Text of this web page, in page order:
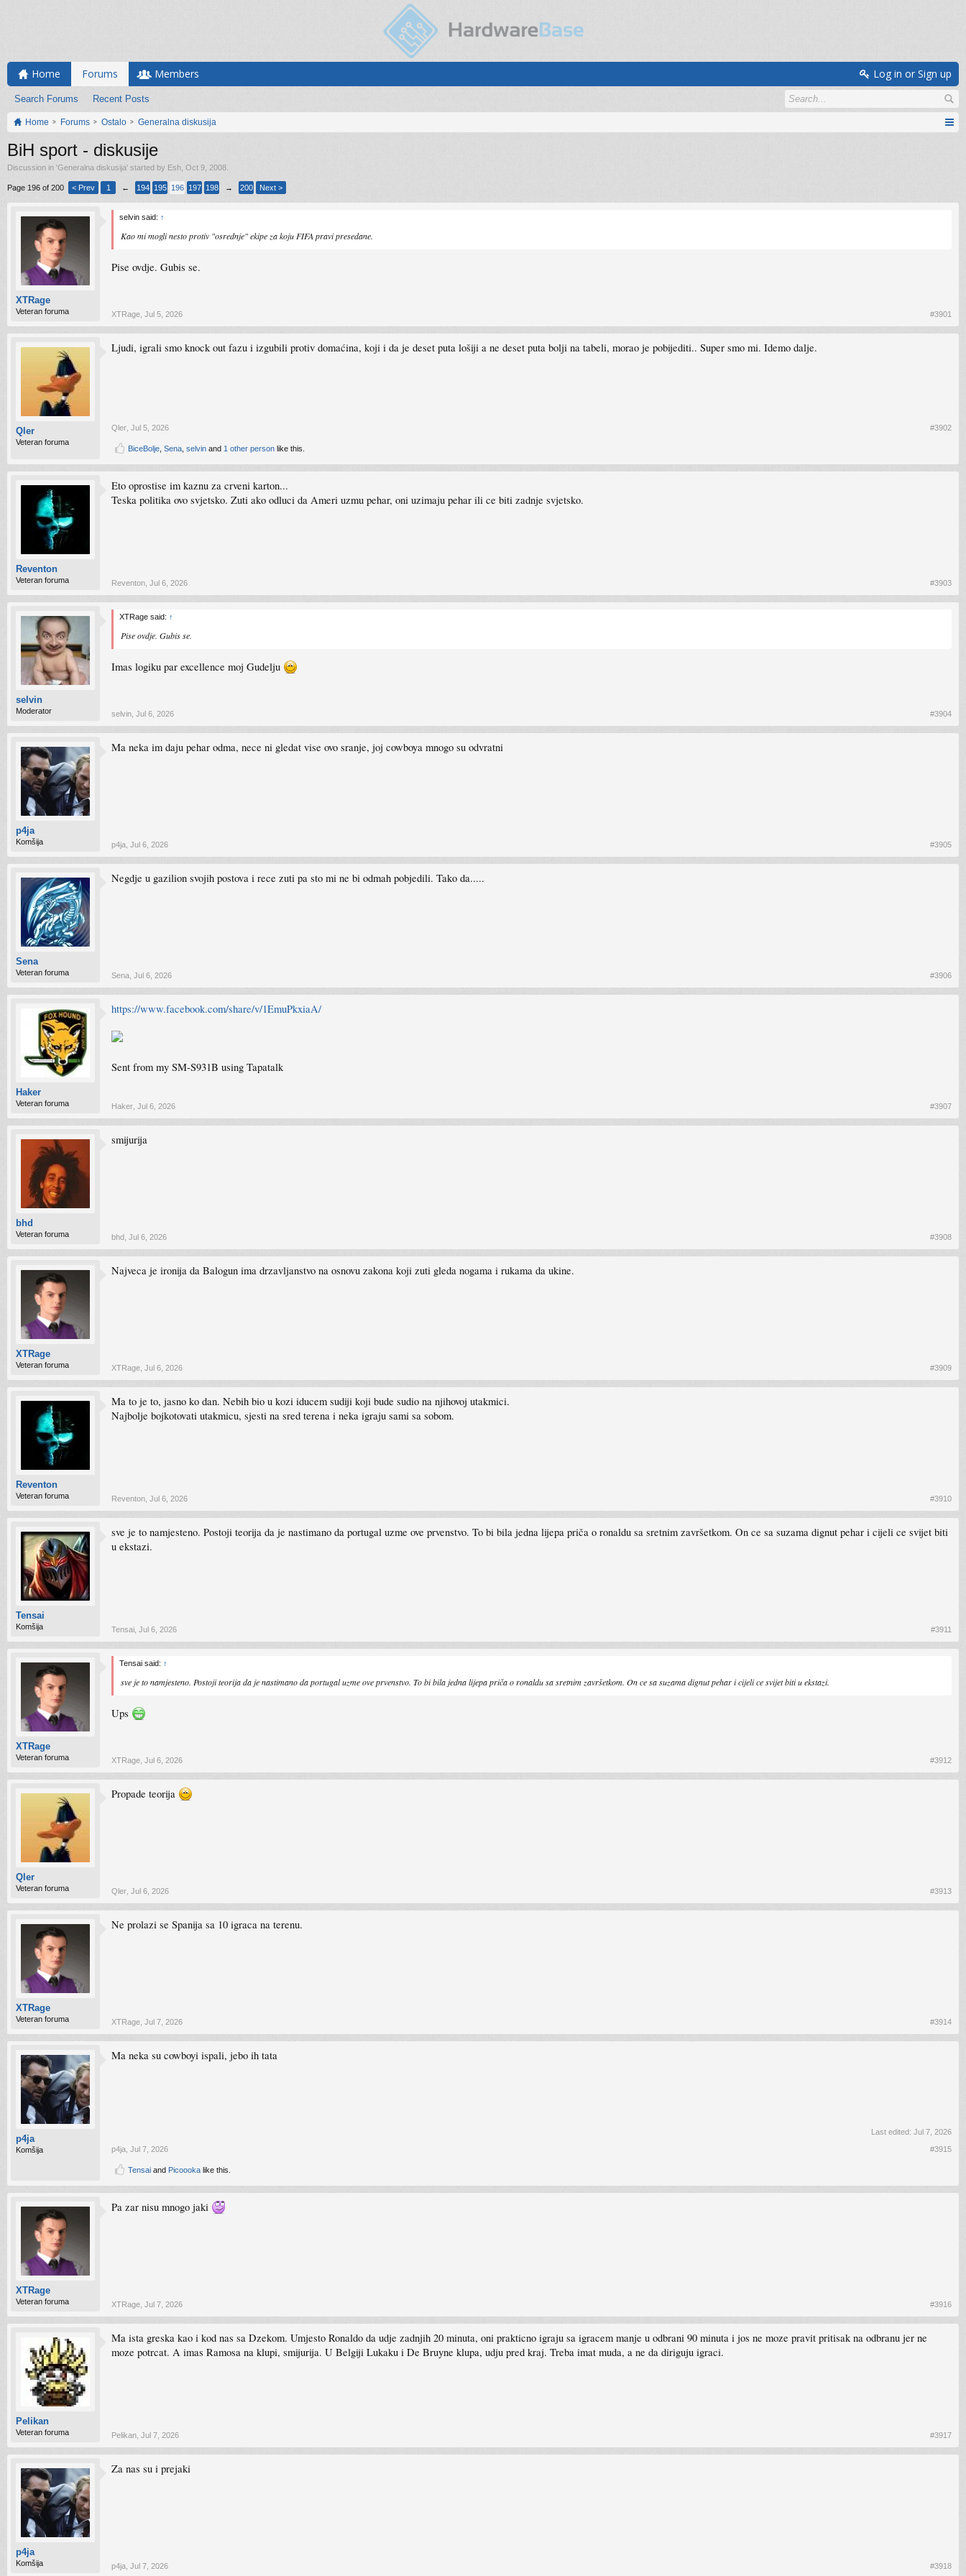
Home Forums
Search Forums Recent Posts
Members Log in or Sign up
Home Forums Ostalo Generalna diskusija
BiH sport - diskusije
Discussion in 'Generalna diskusija' started by Esh Oct 9, 2008
Page 196 of 200 < Prev 1 ← 194 195 196 197 198 → 200 Next >
XTRage
Veteran foruma
selvin said: ↑
Kao mi mogli nesto protiv "osrednje" ekipe za koju FIFA pravi presedane.
Pise ovdje. Gubis se.
XTRage Jul 5, 2026 #3901
Qler
Veteran foruma
Ljudi, igrali smo knock out fazu i izgubili protiv domaćina, koji i da je deset puta lošiji a ne deset puta bolji na tabeli, morao je pobijediti.. Super smo mi. Idemo dalje.
Qler Jul 5, 2026 #3902
BiceBolje Sena selvin and 1 other person like this.
Reventon
Veteran foruma
Eto oprostise im kaznu za crveni karton...
Teska politika ovo svjetsko. Zuti ako odluci da Ameri uzmu pehar, oni uzimaju pehar ili ce biti zadnje svjetsko.
Reventon Jul 6, 2026 #3903
selvin
Moderator
XTRage said: ↑
Pise ovdje. Gubis se.
Imas logiku par excellence moj Gudelju
selvin Jul 6, 2026 #3904
p4ja
Komšija
Ma neka im daju pehar odma, nece ni gledat vise ovo sranje, joj cowboya mnogo su odvratni
p4ja Jul 6, 2026 #3905
Sena
Veteran foruma
Negdje u gazilion svojih postova i rece zuti pa sto mi ne bi odmah pobjedili. Tako da.....
Sena Jul 6, 2026 #3906
Haker
Veteran foruma
https://www.facebook.com/share/v/1EmuPkxiaA/
Sent from my SM-S931B using Tapatalk
Haker Jul 6, 2026 #3907
bhd
Veteran foruma
smijurija
bhd Jul 6, 2026 #3908
XTRage
Veteran foruma
Najveca je ironija da Balogun ima drzavljanstvo na osnovu zakona koji zuti gleda nogama i rukama da ukine.
XTRage Jul 6, 2026 #3909
Reventon
Veteran foruma
Ma to je to, jasno ko dan. Nebih bio u kozi iducem sudiji koji bude sudio na njihovoj utakmici.
Najbolje bojkotovati utakmicu, sjesti na sred terena i neka igraju sami sa sobom.
Reventon Jul 6, 2026 #3910
Tensai
Komšija
sve je to namjesteno. Postoji teorija da je nastimano da portugal uzme ove prvenstvo. To bi bila jedna lijepa priča o ronaldu sa sretnim završetkom. On ce sa suzama dignut pehar i cijeli ce svijet biti
u ekstazi.
Tensai Jul 6, 2026 #3911
XTRage
Veteran foruma
Tensai said: ↑
sve je to namjesteno. Postoji teorija da je nastimano da portugal uzme ove prvenstvo. To bi bila jedna lijepa priča o ronaldu sa sretnim završetkom. On ce sa suzama dignut pehar i cijeli ce svijet biti u ekstazi.
Ups
XTRage Jul 6, 2026 #3912
Qler
Veteran foruma
Propade teorija
Qler Jul 6, 2026 #3913
XTRage
Veteran foruma
Ne prolazi se Spanija sa 10 igraca na terenu.
XTRage Jul 7, 2026 #3914
p4ja
Komšija
Ma neka su cowboyi ispali, jebo ih tata
Last edited: Jul 7, 2026
p4ja Jul 7, 2026 #3915
Tensai and Picoooka like this.
XTRage
Veteran foruma
Pa zar nisu mnogo jaki
XTRage Jul 7, 2026 #3916
Pelikan
Veteran foruma
Ma ista greska kao i kod nas sa Dzekom. Umjesto Ronaldo da udje zadnjih 20 minuta, oni prakticno igraju sa igracem manje u odbrani 90 minuta i jos ne moze pravit pritisak na odbranu jer ne
moze potrcat. A imas Ramosa na klupi, smijurija. U Belgiji Lukaku i De Bruyne klupa, udju pred kraj. Treba imat muda, a ne da diriguju igraci.
Pelikan Jul 7, 2026 #3917
p4ja
Komšija
Za nas su i prejaki
p4ja Jul 7, 2026 #3918